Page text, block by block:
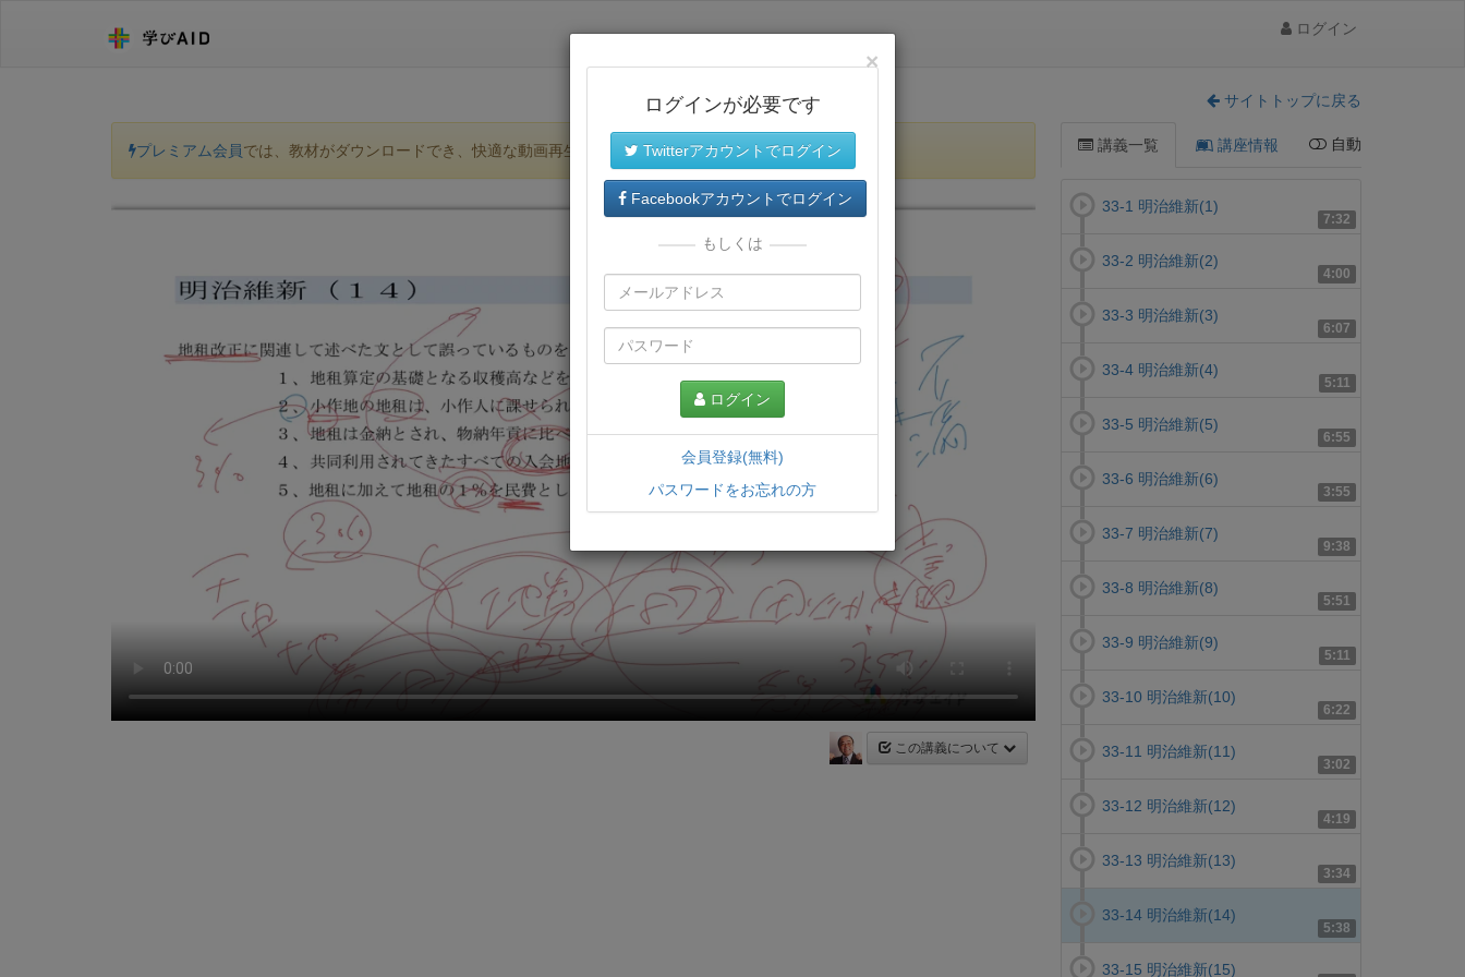
ログイン
サイトトップに戻る
プレミアム会員では、教材がダウンロードでき、快適な動画再生環境が提供されます。
この講義について
講義一覧 講座情報 自動
7:32
33-1 明治維新(1)
4:00
33-2 明治維新(2)
6:07
33-3 明治維新(3)
5:11
33-4 明治維新(4)
6:55
33-5 明治維新(5)
3:55
33-6 明治維新(6)
9:38
33-7 明治維新(7)
5:51
33-8 明治維新(8)
5:11
33-9 明治維新(9)
6:22
33-10 明治維新(10)
3:02
33-11 明治維新(11)
4:19
33-12 明治維新(12)
3:34
33-13 明治維新(13)
5:38
33-14 明治維新(14)
33-15 明治維新(15)
×
ログインが必要です
Twitterアカウントでログイン
Facebookアカウントでログイン
もしくは
ログイン
会員登録(無料)
パスワードをお忘れの方